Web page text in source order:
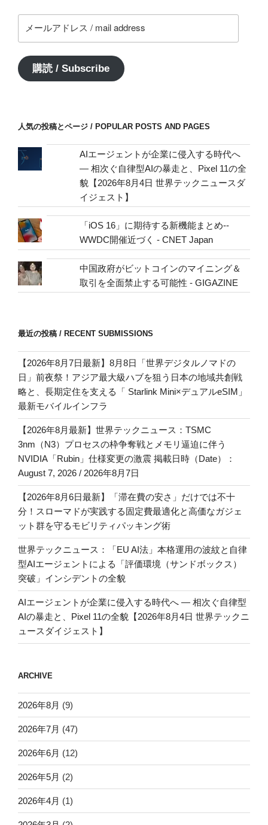
と
っ
り
し
よ
ー
ア
ド
address
購読 / Subscribe
人気の投稿とページ / POPULAR POSTS AND PAGES
AIエージェントが企業に侵入する時代へ
— 相次ぐ自律型AIの暴走と、Pixel 11の全
貌【2026年8月4日 世界テックニュースダ
イジェスト】
「iOS 16」に期待する新機能まとめ--
WWDC開催近づく - CNET Japan
中国政府がビットコインのマイニング＆
取引を全面禁止する可能性 - GIGAZINE
最近の投稿 / RECENT SUBMISSIONS
【2026年8月7日最新】8月8日「世界デジタルノマドの
日」前夜祭！アジア最大級ハブを狙う日本の地域共創戦
略と、長期定住を支える「 Starlink Mini×デュアルeSIM」
最新モバイルインフラ
【2026年8月最新】世界テックニュース：TSMC
3nm（N3）プロセスの枠争奪戦とメモリ逼迫に伴う
NVIDIA「Rubin」仕様変更の激震 掲載日時（Date）：
August 7, 2026 / 2026年8月7日
【2026年8月6日最新】「滞在費の安さ」だけでは不十
分！スローマドが実践する固定費最適化と高価なガジェ
ット群を守るモビリティパッキング術
世界テックニュース：「EU AI法」本格運用の波紋と自律
型AIエージェントによる「評価環境（サンドボックス）
突破」インシデントの全貌
AIエージェントが企業に侵入する時代へ — 相次ぐ自律型
AIの暴走と、Pixel 11の全貌【2026年8月4日 世界テックニ
ュースダイジェスト】
ARCHIVE
2026年8月 (9)
2026年7月 (47)
2026年6月 (12)
2026年5月 (2)
2026年4月 (1)